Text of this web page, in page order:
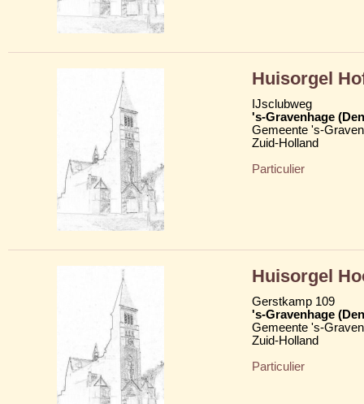
Huisorgel
IJsclubweg
's-Gravenhage
Gemeente 's-
Zuid-Holland
Particulier
Huisorgel
Gerstkamp 109
's-Gravenhage
Gemeente 's-
Zuid-Holland
Particulier